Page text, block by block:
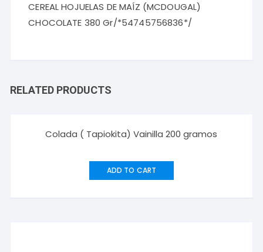
CEREAL HOJUELAS DE MAÍZ (MCDOUGAL)
CHOCOLATE 380 Gr/*54745756836*/
RELATED PRODUCTS
Colada ( Tapiokita) Vainilla 200 gramos
ADD TO CART